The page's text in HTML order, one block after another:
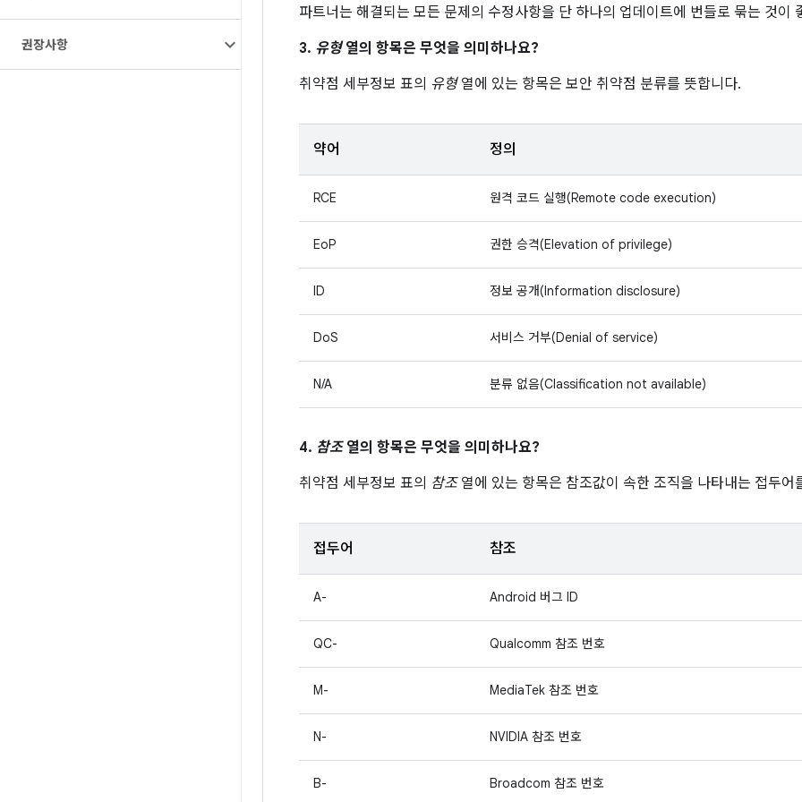
권장사항
파트너는 해결되는 모든 문제의 수정사항을 단 하나의 업데이트에 번들로 묶는 것이
3. 유형열의 항목은 무엇을 의미하나요?
취약점 세부정보 표의 유형열에 있는 항목은 보안 취약점 분류를 뜻합니다.
약어 정의
RCE 원격 코드 실행(Remote code execution)
EoP 권한 승격(Elevation of privilege)
ID 정보 공개(Information disclosure)
DoS 서비스 거부(Denial of service)
N/A 분류 없음(Classification not available)
4. 참조열의 항목은 무엇을 의미하나요?
취약점 세부정보 표의 참조열에 있는 항목은 참조값이 속한 조직을 나타내는 접두어
접두어 참조
A- Android 버그 ID
QC- Qualcomm 참조 번호
M- MediaTek 참조 번호
N- NVIDIA 참조 번호
B- Broadcom 참조 번호